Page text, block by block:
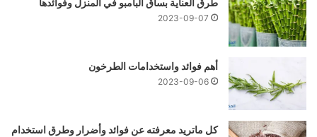
طرق العناية بساق البامبو في المنزل وفوائدها
2023-09-07
أهم فوائد واستخدامات الطرخون
2023-09-06
كل ماتريد معرفته عن فوائد وأضرار وطرق استخدام